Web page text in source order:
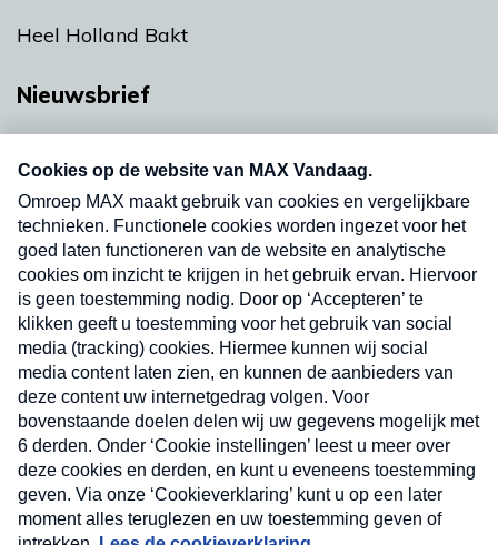
Heel Holland Bakt
Nieuwsbrief
nieuwsbrief. Elke vrijdag- en dinsdagochtend in
uw mailbox.
Verzend
Nieuwsbrief
Neem hier een gratis abonnement op onze
nieuwsbrief. Elke vrijdag- en dinsdagochtend in uw